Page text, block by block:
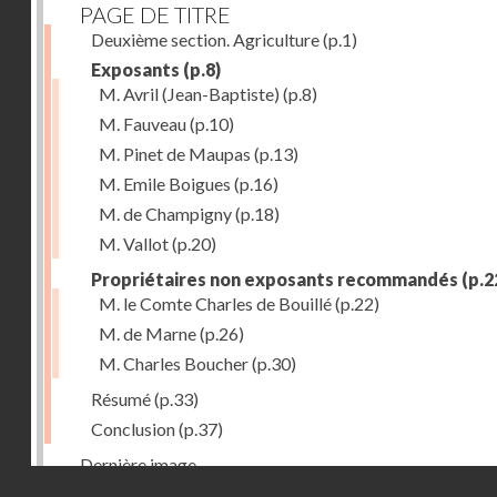
PAGE DE TITRE
Deuxième section. Agriculture(p.1)
Exposants (p.8)
M. Avril (Jean-Baptiste) (p.8)
M. Fauveau(p.10)
M. Pinet de Maupas (p.13)
M. Emile Boigues (p.16)
M. de Champigny(p.18)
M. Vallot(p.20)
Propriétaires non exposants recommandés
M. le Comte Charles de Bouillé(p.22)
M. de Marne(p.26)
M. Charles Boucher(p.30)
Résumé(p.33)
Conclusion(p.37)
Dernière image